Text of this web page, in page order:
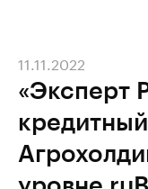
«Эксперт
11.11.2022